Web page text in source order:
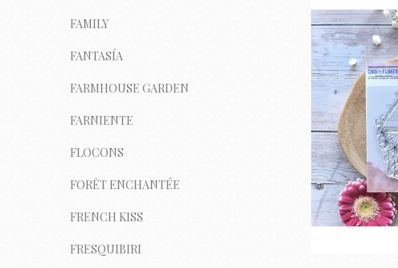
FAMILY
FANTASÍA
FARMHOUSE GARDEN
FARNIENTE
FLOCONS
FORÊT ENCHANTÉE
FRENCH KISS
FRESQUIBIRI